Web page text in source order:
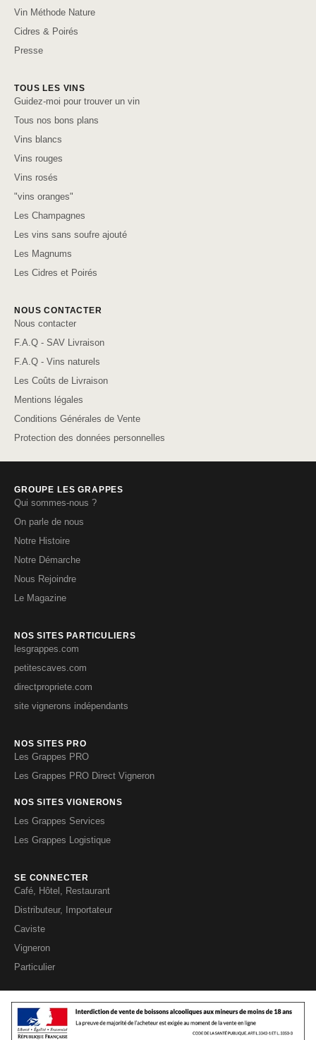
Vin Méthode Nature
Cidres & Poirés
Presse
TOUS LES VINS
Guidez-moi pour trouver un vin
Tous nos bons plans
Vins blancs
Vins rouges
Vins rosés
"vins oranges"
Les Champagnes
Les vins sans soufre ajouté
Les Magnums
Les Cidres et Poirés
NOUS CONTACTER
Nous contacter
F.A.Q - SAV Livraison
F.A.Q - Vins naturels
Les Coûts de Livraison
Mentions légales
Conditions Générales de Vente
Protection des données personnelles
GROUPE LES GRAPPES
Qui sommes-nous ?
On parle de nous
Notre Histoire
Notre Démarche
Nous Rejoindre
Le Magazine
NOS SITES PARTICULIERS
lesgrappes.com
petitescaves.com
directpropriete.com
site vignerons indépendants
NOS SITES PRO
Les Grappes PRO
Les Grappes PRO Direct Vigneron
NOS SITES VIGNERONS
Les Grappes Services
Les Grappes Logistique
SE CONNECTER
Café, Hôtel, Restaurant
Distributeur, Importateur
Caviste
Vigneron
Particulier